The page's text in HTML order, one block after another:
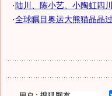
· 陆川、陈小艺、小陶虹四
·全球瞩目奥运大熊猫晶晶